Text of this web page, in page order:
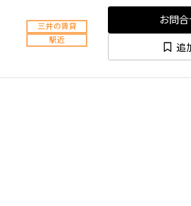
三井の賃貸
駅近
お問合
追